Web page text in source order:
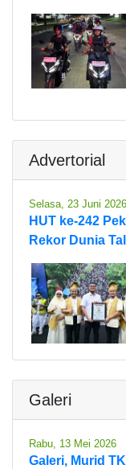
Advertorial
Selasa, 23 Juni 2026
HUT ke-242
Rekor Dunia
Galeri
Rabu, 13 Mei 2026
Galeri, Murid